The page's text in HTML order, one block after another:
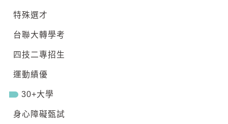
特殊選才
台聯大轉學考
四技二專招生
運動績優
30+大學
身心障礙甄試